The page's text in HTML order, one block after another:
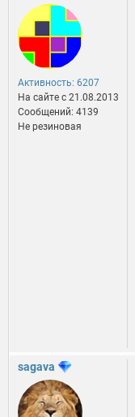
Активность: 6207
На сайте c 21.08.2013
Сообщений: 4139
Не резиновая
sagava